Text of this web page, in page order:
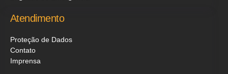
Atendimento
Proteção de Dados
Contato
Imprensa